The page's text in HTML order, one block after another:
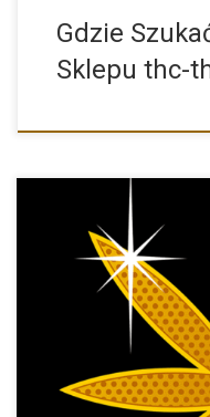
Gdzie
Sklepu thc-
Sklep THC-THC powstał